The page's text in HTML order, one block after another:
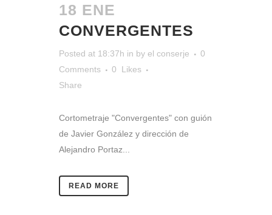
18 ENE
CONVERGENTES
Posted at 18:37h in by el conserje
0
Comments
0
Likes
Share
Cortometraje "Convergentes" con guión
de Javier González y dirección de
Alejandro Portaz...
READ MORE